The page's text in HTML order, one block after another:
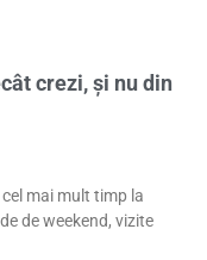
crezi, și nu din
mai mult timp la
de weekend, vizite